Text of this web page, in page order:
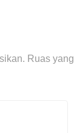
Ruas